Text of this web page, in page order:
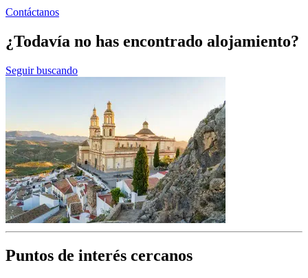
Contáctanos
¿Todavía no has encontrado alojamiento?
Seguir buscando
Puntos de interés cercanos